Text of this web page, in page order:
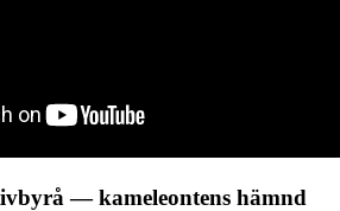
— kameleontens hämnd